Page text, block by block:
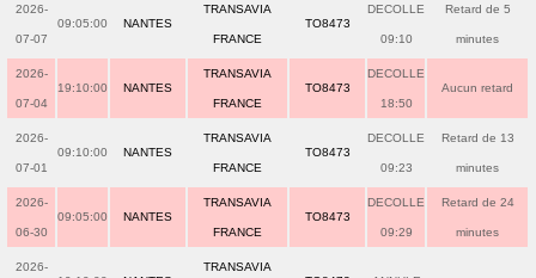
2026-
07-07
09:05:00 NANTES
TRANSAVIA
FRANCE
TO8473
DECOLLE
09:10
Retard de 5
minutes
2026-
07-04
19:10:00 NANTES
TRANSAVIA
FRANCE
TO8473
DECOLLE
18:50
Aucun retard
2026-
07-01
09:10:00 NANTES
TRANSAVIA
FRANCE
TO8473
DECOLLE
09:23
Retard de 13
minutes
2026-
06-30
09:05:00 NANTES
TRANSAVIA
FRANCE
TO8473
DECOLLE
09:29
Retard de 24
minutes
2026- TRANSAVIA